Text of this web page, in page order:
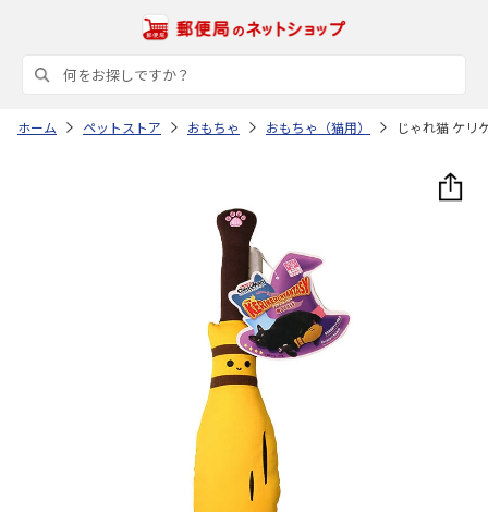
ホーム ペットストア おもちゃ おもちゃ（猫用） じゃれ猫 ケリ